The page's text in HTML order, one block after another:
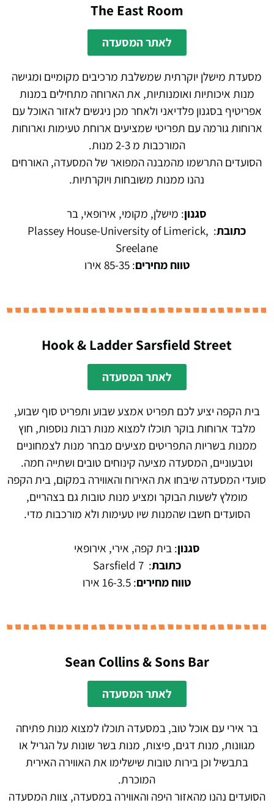
The East Room
לאתר המסעדה
מסעדת מישלן יוקרתית שמשלבת מרכיבים מקומיים ומגישה
מנות איכותיות ואומנותיות, את הארוחה מתחילים במנות
אפריטיף בסגנון פלדיאני ולאחר מכן ניגשים לאזור האוכל עם
ארוחות גורמה עם תפריטי שמציעים ארוחת טעימות וארוחות
המורכבות מ 2-3 מנות.
הסועדים התרשמו מהמבנה המפואר של המסעדה, האורחים
נהנו ממנות משובחות ויוקרתיות.
סגנון: מישלן, מקומי, אירופאי, בר
כתובת:
Plassey House-University of Limerick,
Sreelane
טווח מחירים: 85-35 אירו
Hook & Ladder Sarsfield Street
לאתר המסעדה
בית הקפה יציע לכם תפריט אמצע שבוע ותפריט סוף שבוע,
מלבד ארוחות בוקר תוכלו למצוא מנות רבות נוספות, חוץ
ממנות בשריות התפריטים מציעים מבחר מנות לצמחוניים
וטבעוניים, המסעדה מציעה קינוחים טובים ושתייה חמה.
סועדי המסעדה שיבחו את האירוח והאווירה במקום, בית הקפה
מומלץ לשעות הבוקר ומציע מנות טובות גם בצהריים,
הסועדים חשבו שהמנות שיו טעימות ולא מורכבות מדי.
סגנון: בית קפה, אירי, אירופאי
כתובת:
7 Sarsfield
טווח מחירים: 16-3.5 אירו
Sean Collins & Sons Bar
לאתר המסעדה
בר אירי עם אוכל טוב, במסעדה תוכלו למצוא מנות פתיחה
מגוונות, מנות דגים, פיצות, מנות בשר שונות על הגריל או
בתבשיל וכן בירות טובות שישלימו את האווירה האירית
המוכרת.
הסועדים נהנו מהאזור היפה והאווירה במסעדה, צוות המסעדה